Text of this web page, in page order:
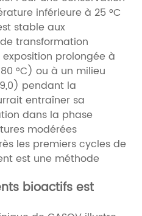
inférieure à 25 °C
stable aux
transformation
prolongée à
°C) ou à un milieu
pendant la
entraîner sa
dans la phase
modérées
les premiers cycles de
est une méthode
bioactifs est